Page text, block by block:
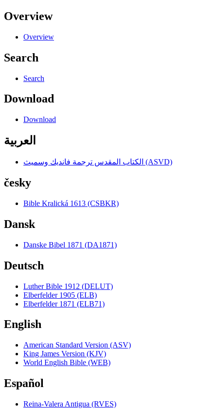
Overview
Overview
Search
Search
Download
Download
العربية
الكتاب المقدس ترجمة فانديك وسميث (ASVD)
česky
Bible Kralická 1613 (CSBKR)
Dansk
Danske Bibel 1871 (DA1871)
Deutsch
Luther Bible 1912 (DELUT)
Elberfelder 1905 (ELB)
Elberfelder 1871 (ELB71)
English
American Standard Version (ASV)
King James Version (KJV)
World English Bible (WEB)
Español
Reina-Valera Antigua (RVES)